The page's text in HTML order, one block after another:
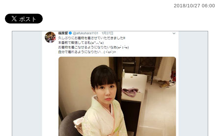
2018/10/27 06:00